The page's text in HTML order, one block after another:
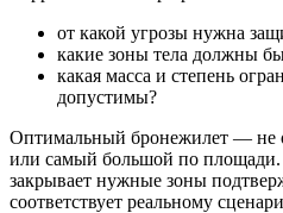
от какой угрозы нужна
какие зоны тела должны
какая масса и степень
допустимы?
Оптимальный бронежилет — не
или самый большой по площади.
закрывает нужные зоны
соответствует реальному